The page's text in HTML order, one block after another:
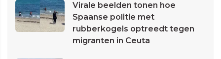
Virale beelden tonen hoe
Spaanse politie met
rubberkogels optreedt tegen
migranten in Ceuta